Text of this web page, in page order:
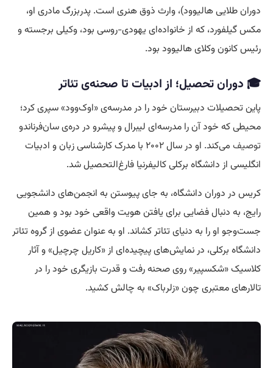
دوران طلایی هالیوود)، وارث ذوق هنری است. پدربزرگ مادری او،
مکس گیلفورد، که از خانواده‌ای یهودی-روسی بود، وکیلی برجسته و
رئیس کانون وکلای هالیوود بود.
🎓 دوران تحصیل؛ از ادبیات تا صحنه‌ی تئاتر
پاین تحصیلات دبیرستان خود را در مدرسه‌ی «اوک‌وود» سپری کرد؛
محیطی که خود آن را مدرسه‌ای لیبرال و پیشرو در دره‌ی سان‌فرناندو
توصیف
می‌کند. او در سال ۲۰۰۲ با مدرک کارشناسی زبان و ادبیات
انگلیسی از دانشگاه برکلی کالیفرنیا فارغ‌التحصیل شد.
کریس در دوران دانشگاه، به جای پیوستن به انجمن‌های دانشجویی
رایج، به دنبال فضایی برای یافتن هویت واقعی خود بود و همین
جست‌وجو او را به دنیای تئاتر کشاند. او به عنوان عضوی از گروه تئاتر
دانشگاه برکلی، در نمایش‌های پیچیده‌ای از «کاریل چرچیل» و آثار
کلاسیک «شکسپیر» روی صحنه رفت و قدرت بازیگری خود را در
تالارهای معتبری چون «زلرباک» به چالش کشید.